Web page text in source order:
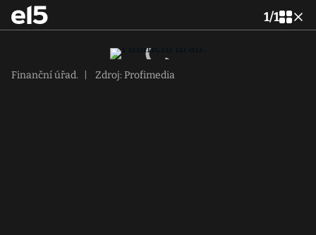
1/1
Finanční úřad. Zdroj: Profimedia